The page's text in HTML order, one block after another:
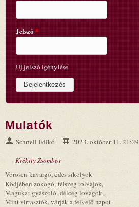
Jelszó*
Új jelszó igénylése
Mulatók
Schnell Ildikó
2023. október 11. 21:29
Krékity Zsombor
Vörösen kavargó, édes sikolyok
Ködjében zokogó, félszeg tolvajok,
Magukat gyászoló, délceg lovagok,
Mint virrasztók, várják a felkelő napot.